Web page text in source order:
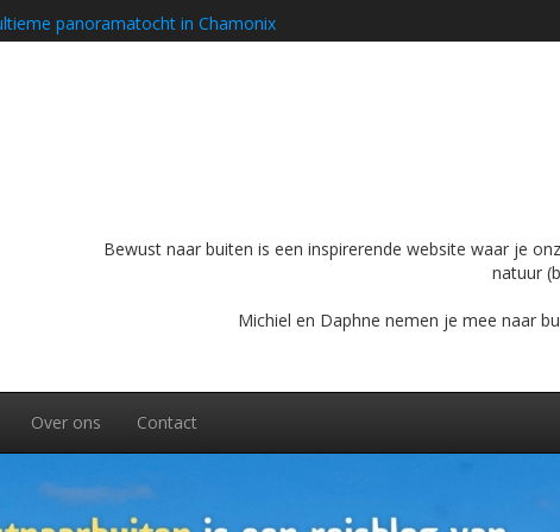
panoramatocht in Chamonix
met de camper
bergweg op je bucketlist hoort
je rondreis door Zuid-Midden Noorwegen
Bewust naar buiten is een inspirerende website waar je
natuur
Michiel en Daphne nemen je mee naar
Over ons Contact